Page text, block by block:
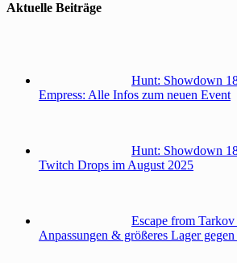
Aktuelle Beiträge
Hunt: Showdown
Empress: Alle Infos zum neuen Event
Hunt: Showdown
Twitch Drops im August 2025
Escape from
Anpassungen & größeres Lager